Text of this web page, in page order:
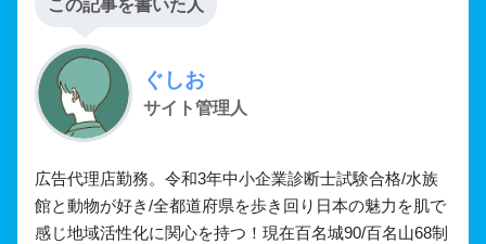
この記事を書いた人
ぐしお
サイト管理人
広告代理店勤務。令和3年中小企業診断士試験合格/水族
館と動物が好き/全都道府県を歩き回り日本の魅力を肌で
感じ地域活性化に関心を持つ！現在百名城90/百名山68制